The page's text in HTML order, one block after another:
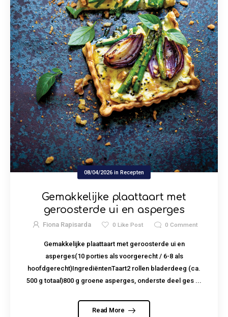
08/04/2026 in Recepten
Gemakkelijke plaattaart met
geroosterde ui en asperges
Fiona Rapisarda 0 Like Post 0 Comment
Gemakkelijke plaattaart met geroosterde ui en
asperges(10 porties als voorgerecht / 6-8 als
hoofdgerecht)IngrediëntenTaart2 rollen bladerdeeg (ca.
500 g totaal)800 g groene asperges, onderste deel ges ...
Read More